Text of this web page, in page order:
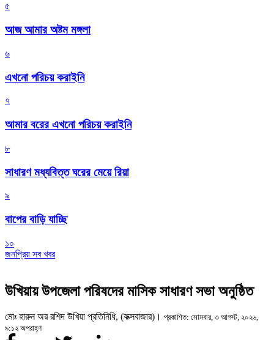
৫
আজ আমার অষ্টম মঙ্গলা
৬
এখনো পরিচয় করাইনি
৭
আমার বরের এখনো পরিচয় করাইনি
৮
সাধারণ মধ্যবিত্ত ঘরের মেয়ে রিয়া
৯
বাপের বাড়ি যাচ্ছি
১০
জনপ্রিয় সব খবর
উখিয়ায় উপজেলা পরিষদের মাসিক সাধারণ সভা অনুষ্ঠিত
‎মোঃ হারুন অর রশিদ উখিয়া প্রতিনিধি, (কক্সবাজার)। প্রকাশিত: সোমবার, ৩ আগস্ট, ২০২৬,
৯:১২ অপরাহ্ণ